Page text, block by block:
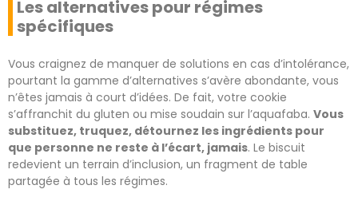
Les alternatives pour régimes
spécifiques
Vous craignez de manquer de solutions en cas d’intolérance,
pourtant la gamme d’alternatives s’avère abondante, vous
n’êtes jamais à court d’idées. De fait, votre cookie
s’affranchit du gluten ou mise soudain sur l’aquafaba. Vous
substituez, truquez, détournez les ingrédients pour
que personne ne reste à l’écart, jamais. Le biscuit
redevient un terrain d’inclusion, un fragment de table
partagée à tous les régimes.